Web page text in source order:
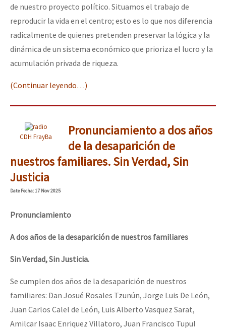
de nuestro proyecto político. Situamos el trabajo de
reproducir la vida en el centro; esto es lo que nos diferencia
radicalmente de quienes pretenden preservar la lógica y la
dinámica de un sistema económico que prioriza el lucro y la
acumulación privada de riqueza.
(Continuar leyendo…)
CDH FrayBa
Pronunciamiento a dos años
de la desaparición de
nuestros familiares. Sin Verdad, Sin
Justicia
DateFecha: 17 Nov 2025
Pronunciamiento
A dos años de la desaparición de nuestros familiares
Sin Verdad, Sin Justicia.
Se cumplen dos años de la desaparición de nuestros
familiares: Dan Josué Rosales Tzunún, Jorge Luis De León,
Juan Carlos Calel de León, Luis Alberto Vasquez Sarat,
Amilcar Isaac Enriquez Villatoro, Juan Francisco Tupul